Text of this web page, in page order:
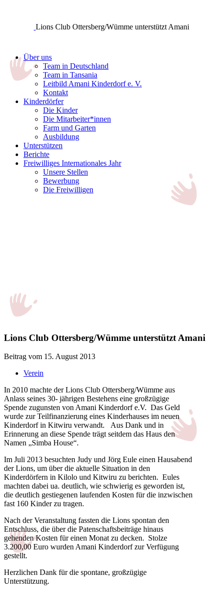
Lions Club Ottersberg/Wümme unterstützt Amani
Über uns
Team in Deutschland
Team in Tansania
Leitbild Amani Kinderdorf e. V.
Kontakt
Kinderdörfer
Die Kinder
Die Mitarbeiter*innen
Farm und Garten
Ausbildung
Unterstützen
Berichte
Freiwilliges Internationales Jahr
Unsere Stellen
Bewerbung
Die Freiwilligen
Lions Club Ottersberg/Wümme unterstützt Amani
Beitrag vom 15. August 2013
Verein
In 2010 machte der Lions Club Ottersberg/Wümme aus
Anlass seines 30- jährigen Bestehens eine großzügige
Spende zugunsten von Amani Kinderdorf e.V. Das Geld
wurde zur Teilfinanzierung eines Kinderhauses im neuen
Kinderdorf in Kitwiru verwandt. Aus Dank und in
Erinnerung an diese Spende trägt seitdem das Haus den
Namen „Simba House“.
Im Juli 2013 besuchten Judy und Jörg Eule einen Hausabend
der Lions, um über die aktuelle Situation in den
Kinderdörfern in Kilolo und Kitwiru zu berichten. Eules
machten dabei ua. deutlich, wie schwierig es geworden ist,
die deutlich gestiegenen laufenden Kosten für die inzwischen
fast 160 Kinder zu tragen.
Nach der Veranstaltung fassten die Lions spontan den
Entschluss, die über die Patenschaftsbeiträge hinaus
gehenden Kosten für einen Monat zu decken. Stolze
3.200,00 Euro wurden Amani Kinderdorf zur Verfügung
gestellt.
Herzlichen Dank für die spontane, großzügige
Unterstützung.